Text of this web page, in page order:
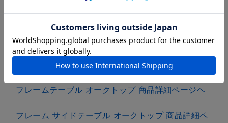
※オールドチークのフレームテーブルは、店舗での
みお取り扱いしています。
※サイドテーブルはオーク材とウォルナット材の２
フレームテーブル オークトップ 商品詳細ページヘ
フレーム サイドテーブル オークトップ 商品詳細ペ